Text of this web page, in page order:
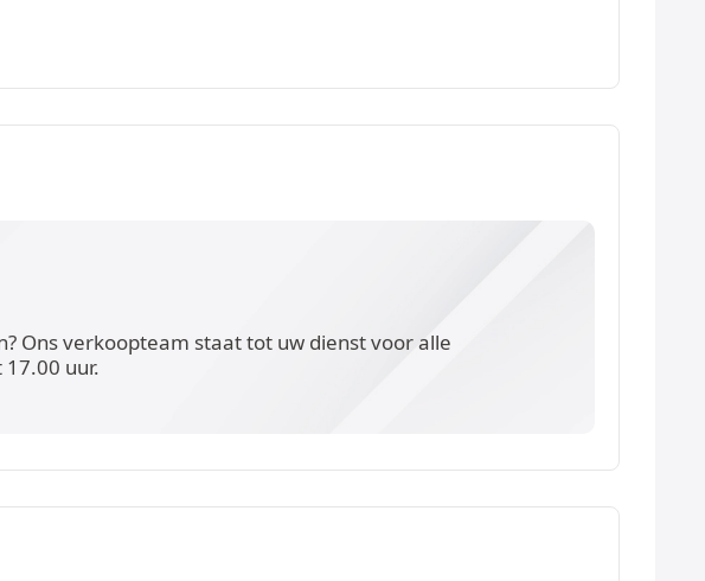
Ons verkoopteam staat tot uw dienst voor alle
uur.